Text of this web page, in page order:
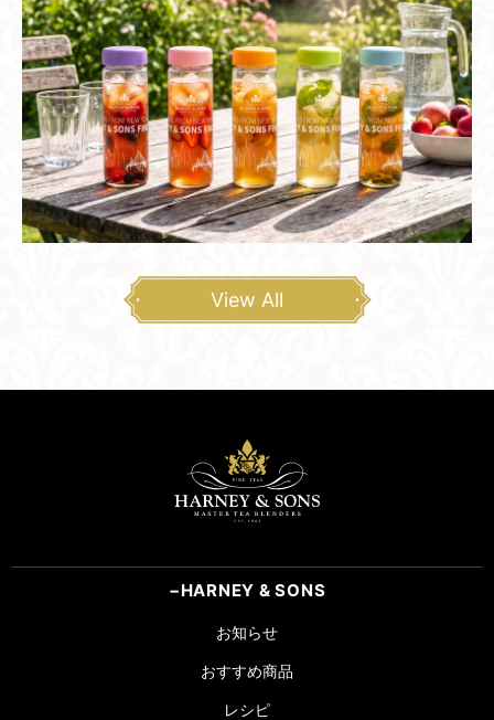
View All
HARNEY & SONS
お知らせ
おすすめ商品
レシピ